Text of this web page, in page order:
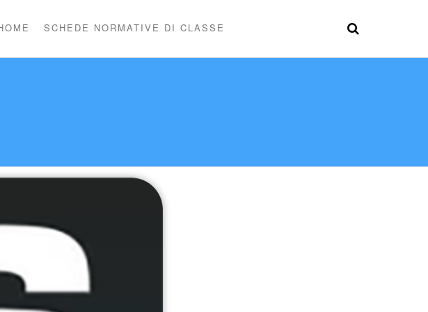
SCHEDE NORMATIVE DI CLASSE